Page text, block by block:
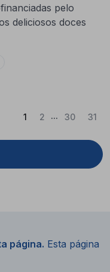
pelo
deliciosos doces
1 (Atual)
2 ... 30 31
página. Esta página